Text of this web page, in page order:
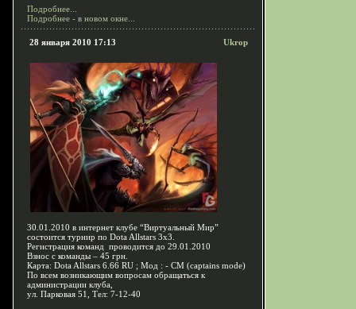
Подробнее...
Подробнее - в новом окне...
28 января 2010 17:13 Ukrop
30.01.2010 в интернет клубе “Виртуальный Мир”
состоится турнир по Dota Allstars 3x3.
Регистрация команд проводится до 29.01.2010
Взнос с команды – 45 грн.
Карта: Dota Allstars 6.66 RU ; Мод : - CM (captains mode)
По всем возникающим вопросам обращаться к
администрации клуба,
ул. Парковая 51, Тел: 7-12-40